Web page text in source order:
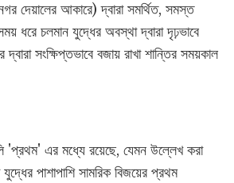
দেয়ালের আকারে) দ্বারা সমর্থিত, সমস্ত
ধরে চলমান যুদ্ধের অবস্থা দ্বারা দৃঢ়ভাবে
সংক্ষিপ্তভাবে বজায় রাখা শান্তির সময়কাল
'প্রথম' এর মধ্যে রয়েছে, যেমন উল্লেখ করা
পাশাপাশি সামরিক বিজয়ের প্রথম